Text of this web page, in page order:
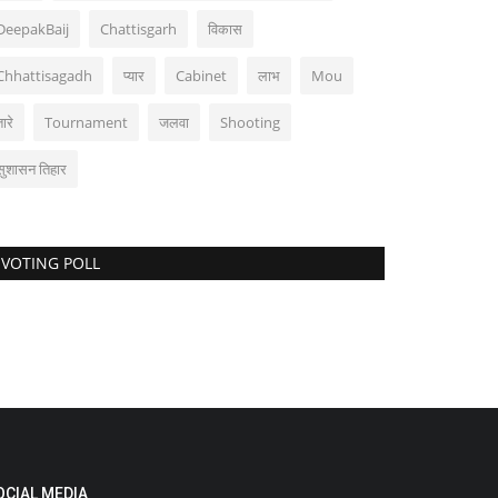
Chattisgarh विकास
प्यार Cabinet लाभ Mou
Tournament जलवा Shooting
तिहार
VOTING POLL
MEDIA